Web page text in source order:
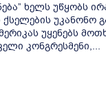
ხელს უწყობს
უკანონო
უყენებს
კონგრესმენი,...